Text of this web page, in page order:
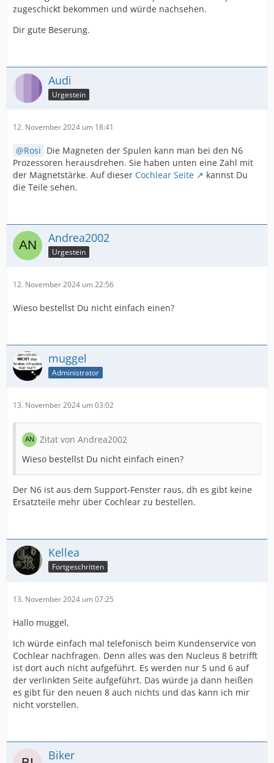
zugeschickt bekommen und würde nachsehen.
Dir gute Beserung.
Audi
Urgestein
12. November 2024 um 18:41
Rosi Die Magneten der Spulen kann man bei den N6
Prozessoren herausdrehen. Sie haben unten eine Zahl mit
der Magnetstärke. Auf dieser Cochlear Seite
kannst Du
die Teile sehen.
Andrea2002
Urgestein
12. November 2024 um 22:56
Wieso bestellst Du nicht einfach einen?
muggel
Administrator
13. November 2024 um 03:02
Zitat von Andrea2002
Wieso bestellst Du nicht einfach einen?
Der N6 ist aus dem Support-Fenster raus, dh es gibt keine
Ersatzteile mehr über Cochlear zu bestellen.
Kellea
Fortgeschritten
13. November 2024 um 07:25
Hallo muggel,
Ich würde einfach mal telefonisch beim Kundenservice von
Cochlear nachfragen. Denn alles was den Nucleus 8 betrifft
ist dort auch nicht aufgeführt. Es werden nur 5 und 6 auf
der verlinkten Seite aufgeführt. Das würde ja dann heißen
es gibt für den neuen 8 auch nichts und das kann ich mir
nicht vorstellen.
Biker